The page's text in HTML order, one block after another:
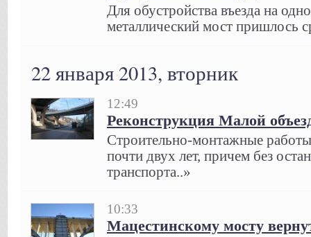
Для обустройства въезда на
металлический мост пришлось
22 января 2013, вторник
12:49
Реконструкция Малой
Строительно-монтажные работы
почти двух лет, причем без
транспорта..»
10:33
Мацестинскому мосту